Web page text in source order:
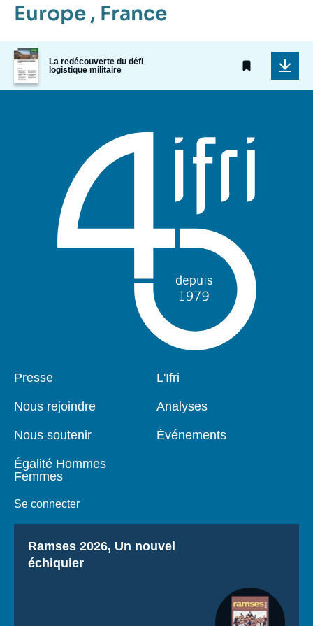
Europe , France
Image
de
couverture
de
La redécouverte du défi
logistique militaire
Pied
Presse
Nous rejoindre
Nous soutenir
Égalité Hommes
Femmes
Se connecter
Navigation
L'Ifri
Analyses
Événements
Titre
Ramses 2026, Un nouvel
échiquier